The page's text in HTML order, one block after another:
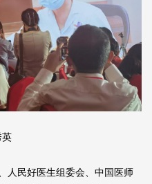
英
人民好医生组委会、中国医师